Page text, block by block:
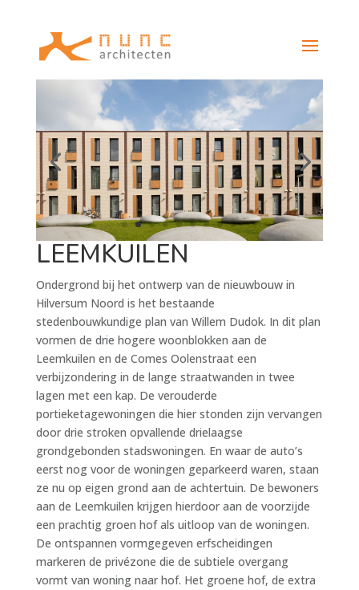
LEEMKUILEN
Ondergrond bij het ontwerp van de nieuwbouw in
Hilversum Noord is het bestaande
stedenbouwkundige plan van Willem Dudok. In dit plan
vormen de drie hogere woonblokken aan de
Leemkuilen en de Comes Oolenstraat een
verbijzondering in de lange straatwanden in twee
lagen met een kap. De verouderde
portieketagewoningen die hier stonden zijn vervangen
door drie stroken opvallende drielaagse
grondgebonden stadswoningen. En waar de auto’s
eerst nog voor de woningen geparkeerd waren, staan
ze nu op eigen grond aan de achtertuin. De bewoners
aan de Leemkuilen krijgen hierdoor aan de voorzijde
een prachtig groen hof als uitloop van de woningen.
De ontspannen vormgegeven erfscheidingen
markeren de privézone die de subtiele overgang
vormt van woning naar hof. Het groene hof, de extra